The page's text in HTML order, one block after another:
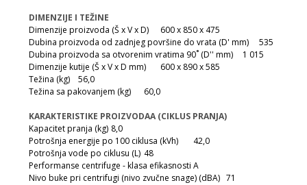
DIMENZIJE I TEŽINE
Dimenzije proizvoda (Š x V x D)
600 x 850 x 475
Dubina proizvoda od zadnjeg površine do vrata (D' mm)
535
Dubina proizvoda sa otvorenim vratima 90˚ (D'' mm)
1 015
Dimenzije kutije (Š x V x D mm)
600 x 890 x 585
Težina (kg)
56,0
Težina sa pakovanjem (kg)
60,0
KARAKTERISTIKE PROIZVODAA (CIKLUS PRANJA)
Kapacitet pranja (kg) 8,0
Potrošnja energije po 100 ciklusa (kVh)
42,0
Potrošnja vode po ciklusu (L) 48
Performanse centrifuge - klasa efikasnosti A
Nivo buke pri centrifugi (nivo zvučne snage) (dBA) 71